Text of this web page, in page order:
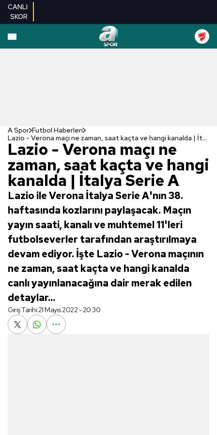
CANLI
SKOR
A Spor Futbol Haberleri
Lazio - Verona maçı ne zaman, saat kaçta ve hangi kanalda | İtalya Serie A
Lazio - Verona maçı ne
zaman, saat kaçta ve hangi
kanalda | İtalya Serie A
Lazio ile Verona İtalya Serie A'nın 38.
haftasında kozlarını paylaşacak. Maçın
yayın saati, kanalı ve muhtemel 11'leri
futbolseverler tarafından araştırılmaya
devam ediyor. İşte Lazio - Verona maçının
ne zaman, saat kaçta ve hangi kanalda
canlı yayınlanacağına dair merak edilen
detaylar...
Giriş Tarihi:21 Mayıs 2022 - 20:30